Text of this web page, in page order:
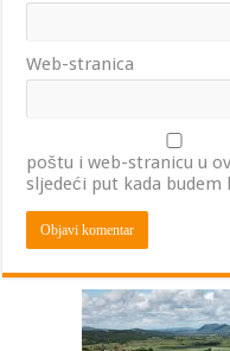
Web-stranica
poštu i web-stranicu u
sljedeći put kada